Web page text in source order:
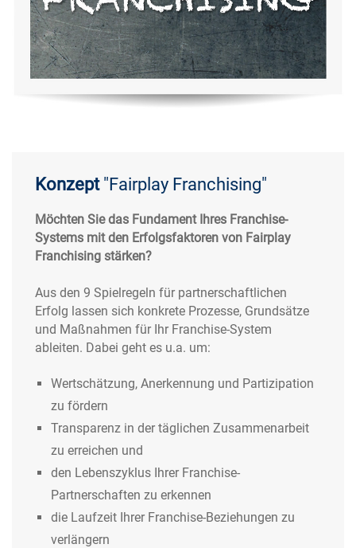
Konzept"Fairplay Franchising"
Möchten Sie das Fundament Ihres Franchise-
Systems mit den Erfolgsfaktoren von Fairplay
Franchising stärken?
Aus den 9 Spielregeln für partnerschaftlichen
Erfolg lassen sich konkrete Prozesse, Grundsätze
und Maßnahmen für Ihr Franchise-System
ableiten. Dabei geht es u.a. um:
Wertschätzung, Anerkennung und Partizipation
zu fördern
Transparenz in der täglichen Zusammenarbeit
zu erreichen und
den Lebenszyklus Ihrer Franchise-
Partnerschaften zu erkennen
die Laufzeit Ihrer Franchise-Beziehungen zu
verlängern